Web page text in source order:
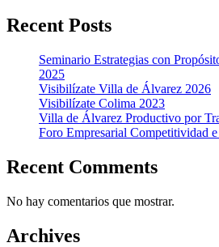
Recent Posts
Seminario Estrategias con
2025
Visibilízate Villa de Álvarez 2026
Visibilízate Colima 2023
Villa de Álvarez Productivo por
Foro Empresarial Competitividad
Recent Comments
No hay comentarios que mostrar.
Archives